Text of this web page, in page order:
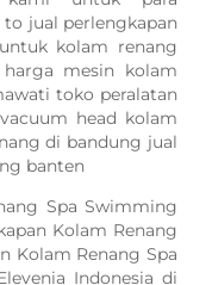
jual perlengkapan
kolam renang
mesin kolam
toko peralatan
head kolam
di bandung jual
banten
Spa Swimming
Kolam Renang
Kolam Renang Spa
Indonesia di